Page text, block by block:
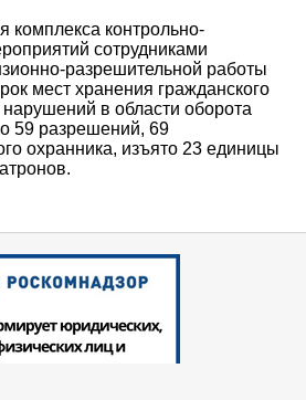
комплекса контрольно-
сотрудниками
разрешительной работы
мест хранения гражданского
в области оборота
59 разрешений, 69
охранника, изъято 23 единицы